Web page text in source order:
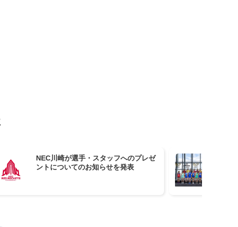
NEC川崎が選手・スタッフへのプレゼ
ントについてのお知らせを発表